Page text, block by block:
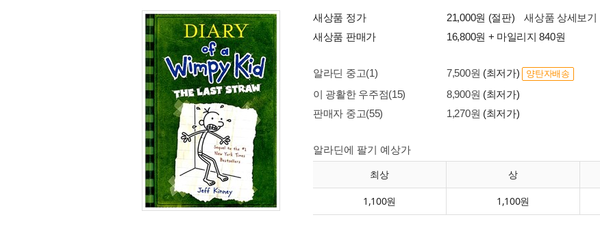
새상품 정가 21,000원 (절판)
새상품 상세보기
새상품 판매가
16,800원 + 마일리지 840원
알라딘 중고(1) 7,500원 (최저가) 양탄자배송
이 광활한 우주점(15) 8,900원 (최저가)
판매자 중고(55)
1,270원 (최저가)
알라딘에 팔기 예상가
최상 상
1,100원 1,100원